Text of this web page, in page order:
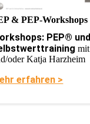
& PEP-Workshops
: PEP® und
oder Katja Harzheim
erfahren >